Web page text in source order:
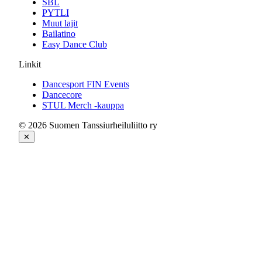
SBL
PYTLI
Muut lajit
Bailatino
Easy Dance Club
Linkit
Dancesport FIN Events
Dancecore
STUL Merch -kauppa
© 2026 Suomen Tanssiurheiluliitto ry
✕